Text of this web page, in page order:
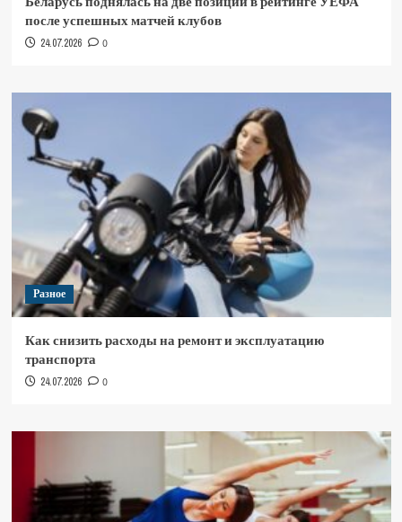
после успешных матчей клубов
24.07.2026 0
Разное
Как снизить расходы на ремонт и эксплуатацию
транспорта
24.07.2026 0